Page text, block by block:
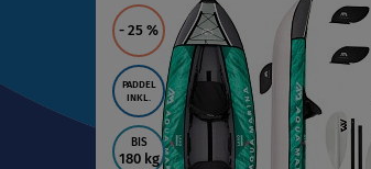
- 25 %
PADDEL
INKL.
BIS
180 kg